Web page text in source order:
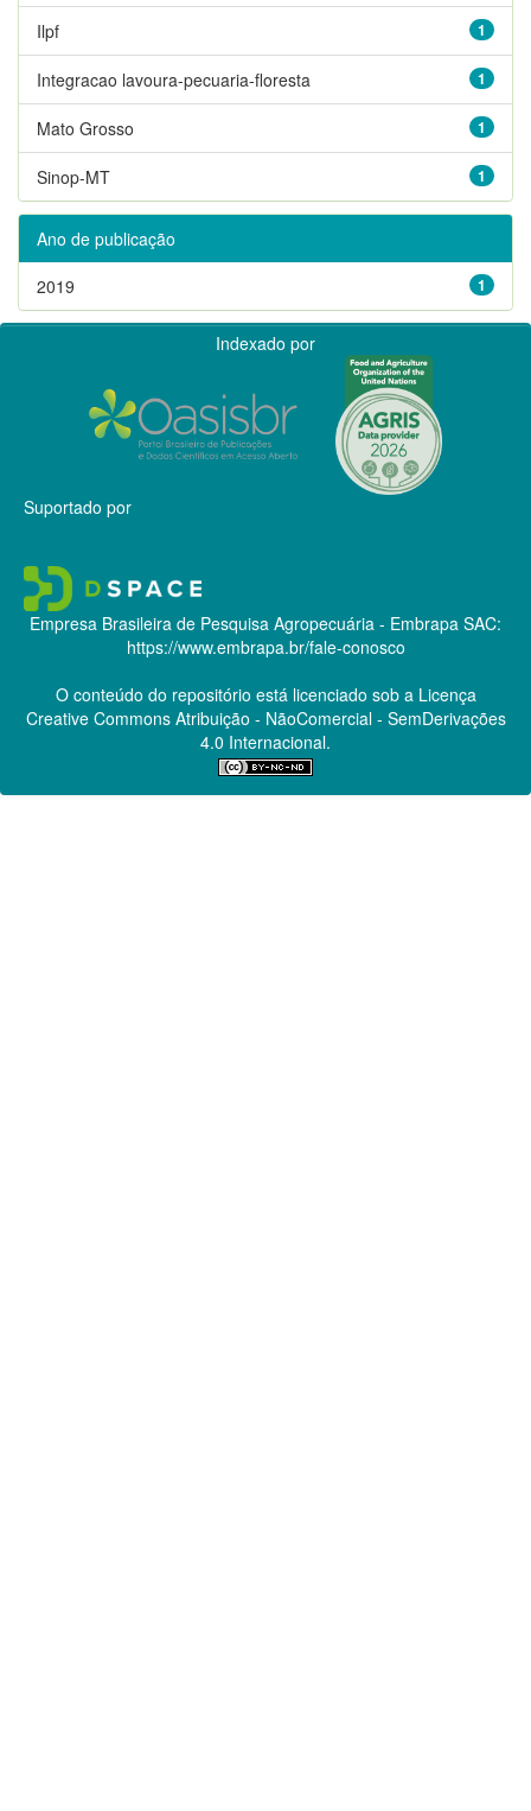
1
Ilpf
1
Integracao lavoura-pecuaria-floresta
1
Mato Grosso
1
Sinop-MT
Ano de publicação
1
2019
Indexado por
Suportado por
Empresa Brasileira de Pesquisa Agropecuária - Embrapa SAC:
https://www.embrapa.br/fale-conosco
O conteúdo do repositório está licenciado sob a Licença
Creative CommonsAtribuição - NãoComercial - SemDerivações
4.0 Internacional.